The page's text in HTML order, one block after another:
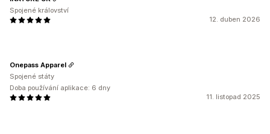
12. duben 2026
Spojené království
11. listopad 2025
Onepass Apparel
Spojené státy
Doba používání aplikace: 6 dny